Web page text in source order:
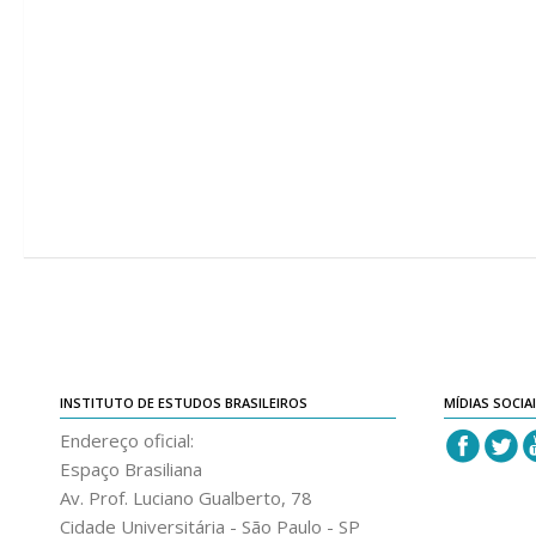
INSTITUTO DE ESTUDOS BRASILEIROS
Endereço oficial:
Espaço Brasiliana
Av. Prof. Luciano Gualberto, 78
Cidade Universitária - São Paulo - SP
MÍDIAS